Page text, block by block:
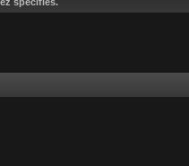
spécifiés.